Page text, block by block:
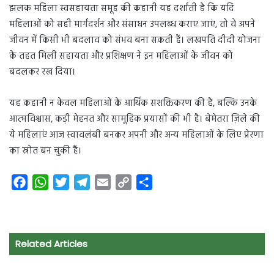
झलक महिला स्वसहायता समूह की कहानी यह दर्शाती है कि यदि
महिलाओं को सही मार्गदर्शन और संसाधन उपलब्ध कराए जाएं, तो वे अपने
जीवन में किसी भी बदलाव को संभव बना सकती हैं। लखपति दीदी योजना
के तहत मिली सहायता और प्रशिक्षण ने इन महिलाओं के जीवन को
बदलकर रख दिया।
यह कहानी न केवल महिलाओं के आर्थिक सशक्तिकरण की है, बल्कि उनके
आत्मविश्वास, कड़ी मेहनत और सामूहिक प्रयासों की भी है। बेमेतरा ज़िले की
ये महिलाएं आज स्वावलंबी बनकर अपनी और अन्य महिलाओं के लिए प्रेरणा
का स्रोत बन चुकी हैं।
e
b
W
t
s
t
t
e
i
y
r
Related Articles